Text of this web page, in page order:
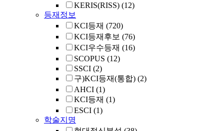
KERIS(RISS) (12)
등재정보
KCI등재 (720)
KCI등재후보 (76)
KCI우수등재 (16)
SCOPUS (12)
SSCI (2)
구)KCI등재(통합) (2)
AHCI (1)
KCI등재 (1)
ESCI (1)
학술지명